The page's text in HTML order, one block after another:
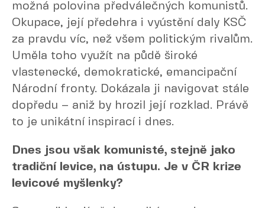
možná polovina předválečných komunistů.
Okupace, její předehra i vyústění daly KSČ
za pravdu víc, než všem politickým rivalům.
Uměla toho využít na půdě široké
vlastenecké, demokratické, emancipační
Národní fronty. Dokázala ji navigovat stále
dopředu – aniž by hrozil její rozklad. Právě
to je unikátní inspirací i dnes.
Dnes jsou však komunisté, stejně jako
tradiční levice, na ústupu. Je v ČR krize
levicové myšlenky?